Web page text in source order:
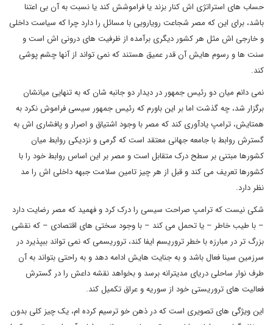
حساب های استراتژی اش کنار بزند یا فراموشش کند یا نسبت به آن بی اعتنا
باشد، برای این که مصر شجاعت رویارویی با مسائل را دارد چرا که سیاست داخلی
و خارجی اش مثل هر کشور دیگری برآمده از ظرفیت های درونی اش است و
سنت ها و رسوم هایش آن قدر عمیق هستند که نمی تواند از آنها چشم پوشی
کند.
نمی دانم میان دو رئیس جمهور در دیدار دو جانبه شان که به تنهایی میانشان
برگزار شد، چه گذشت اما بر این باورم که رئیس جمهور سیسی فراموش نکرد به
همتایش، ترامپ یادآوری کند که مصر با وجود اشتیاق و اصرار و پافشاری اش به
گسترش روابط با جامعه جهانی معتقد است که گرمی و نزدیکی روابط میان
کشورها مبتنی بر سطح درک متقابل است و مصر بر این اساس روابط خود را با
کشورها تعریف می کند و قبل از هر چیز تامین سلامت جبهه داخلی اش را مد
نظر دارد.
شکی نیست که ترامپ صراحت سیسی را درک کرد و فهمید که مصر رضایت دارد
– با طیب خاطر – یا تحمل می کند – با وجود سختی های اقتصادی – که نقشی
بزرگ تر در مبارزه با خطر تروریسم ایفا کند، تروریسمی که نمی تواند ببپذیرد در
سرزمین سینا فعال باشد و به جنایت هایش ادامه دهد و به راحتی بتواند به آن
طرف نوار ساحلی دریای مدیترانه برسد و بخواهد نقشه داعش را در گسترش
فعالیت های تروریستی خود از سوریه و عراق تکمیل کند.
این ویژگی های تصویری است که در ذهن خو ترسیم کرده ام، یک چیز کلی بدون